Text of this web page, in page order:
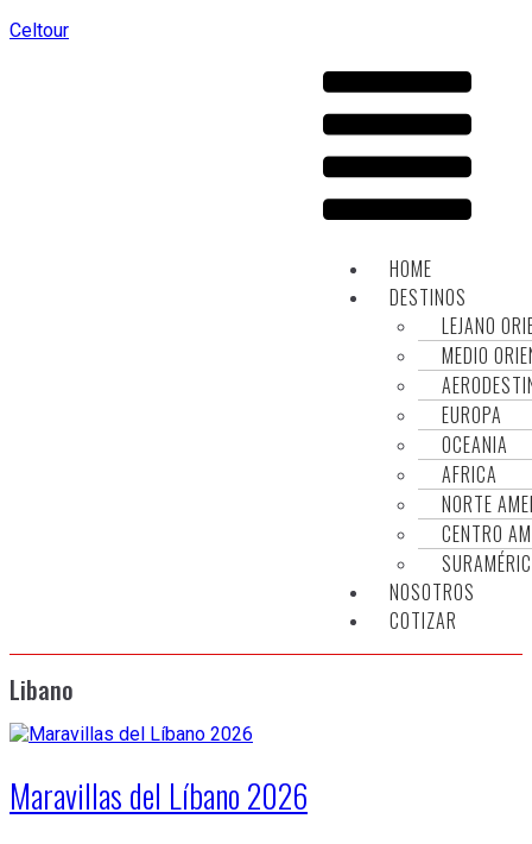
Celtour
HOME
DESTINOS
LEJANO
MEDIO
EUROPA
OCEANIA
AFRICA
NORTE
CENTRO
NOSOTROS
COTIZAR
Libano
Maravillas del Líbano 2026